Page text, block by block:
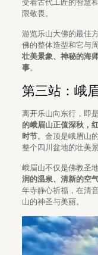
限敬畏。
游览乐山大佛的最佳
佛的整体造型和它与
壮美景象、神秘的海
事。
第三站：峨
离开乐山向东行，即
的峨眉山正值深秋，
时节。金顶是峨眉山
整个四川盆地的壮美景
峨眉山不仅是佛教圣
润的温泉、清新的空
年寺静心祈福，在清
山的神圣与美丽。